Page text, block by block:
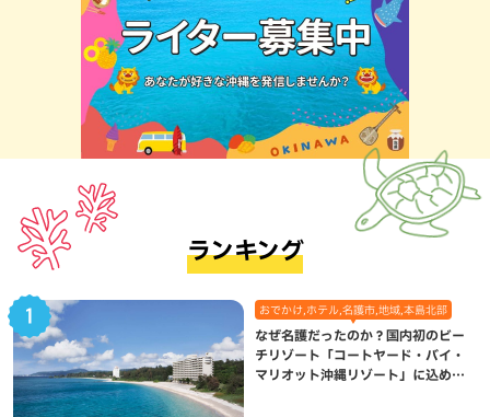
ランキング
おでかけ,ホテル,名護市,地域,本島北部
なぜ名護だったのか？国内初のビー
チリゾート「コートヤード・バイ・
マリオット沖縄リゾート」に込めら